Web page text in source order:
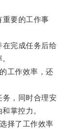
要的工作事
完成任务后给
工作效率，还
，同时合理安
掌控力。
择了工作效率